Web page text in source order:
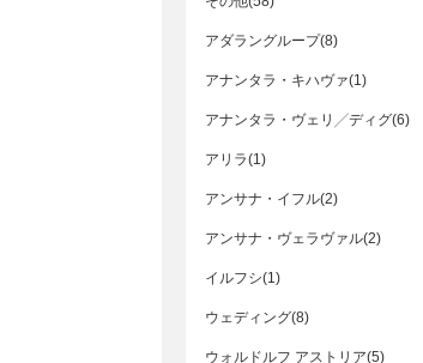
アダラングループ(8)
アナンタラ・キハヴァ(1)
アナンタラ・ヴェリ╱ディグ(6)
アリラ(1)
アンサナ・イフル(2)
アンサナ・ヴェラヴァル(2)
イルフシ(1)
ウェディング(8)
ウォルドルフ アストリア(5)